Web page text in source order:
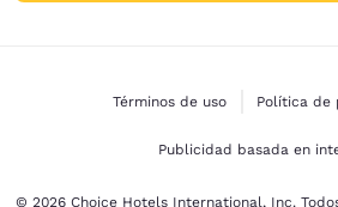
Términos de uso Política de
Publicidad basada en
© 2026 Choice Hotels International, Inc.